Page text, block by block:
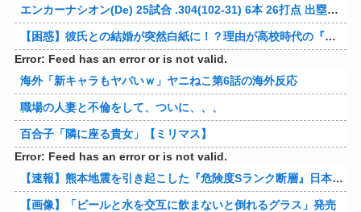
エンカーナシオン(De) 25試合 .304(102-31) 6本 26打点 出塁率.311 OPS.831 wRC+137 WAR+0.7
【困惑】彼氏との結婚が突然白紙に！？理由が高校時代の『アレ』だったｗｗｗｗ 他
Error: Feed has an error or is not valid.
海外「新キャラもヤバいｗ」ヤニねこ第6話の海外反応
職場の人妻と不倫をして、ついに、、、
百合子「隣に座る貴女」【ミリマス】
Error: Feed has an error or is not valid.
【速報】熊本地震を引き起こした『危険度Sランク断層』日本のド真ん中に10カ所もあると判明
【画像】「ビールと水を交互に飲まないと倒れるグラス」発売